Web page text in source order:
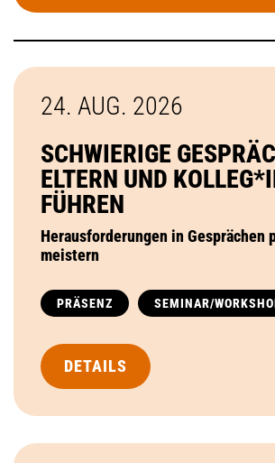
24. AUG. 2026
SCHWIERIGE
ELTERN UND
FÜHREN
Herausforderungen in Gesprächen
meistern
PRÄSENZ SEMINAR/
DETAILS